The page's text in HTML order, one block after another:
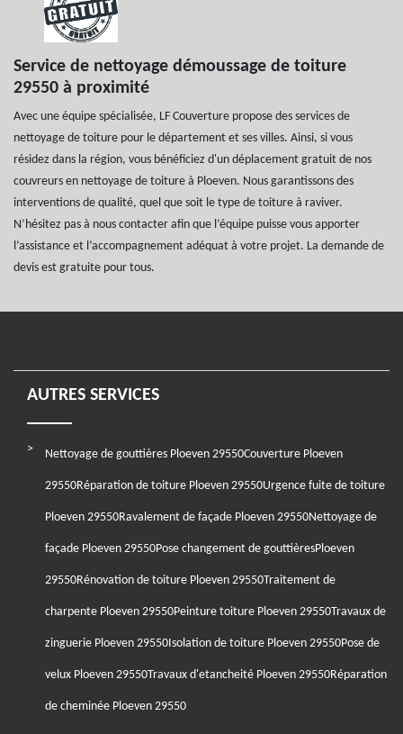
Service de nettoyage démoussage de toiture
29550 à proximité
Avec une équipe spécialisée, LF Couverture propose des services de
nettoyage de toiture pour le département et ses villes. Ainsi, si vous
résidez dans la région, vous bénéficiez d'un déplacement gratuit de nos
couvreurs en nettoyage de toiture à Ploeven. Nous garantissons des
interventions de qualité, quel que soit le type de toiture à raviver.
N’hésitez pas à nous contacter afin que l’équipe puisse vous apporter
l’assistance et l’accompagnement adéquat à votre projet. La demande de
devis est gratuite pour tous.
AUTRES SERVICES
Nettoyage de gouttières Ploeven 29550Couverture Ploeven
29550Réparation de toiture Ploeven 29550Urgence fuite de toiture
Ploeven 29550Ravalement de façade Ploeven 29550Nettoyage de
façade Ploeven 29550Pose changement de gouttièresPloeven
29550Rénovation de toiture Ploeven 29550Traitement de
charpente Ploeven 29550Peinture toiture Ploeven 29550Travaux de
zinguerie Ploeven 29550Isolation de toiture Ploeven 29550Pose de
velux Ploeven 29550Travaux d'etancheité Ploeven 29550Réparation
de cheminée Ploeven 29550